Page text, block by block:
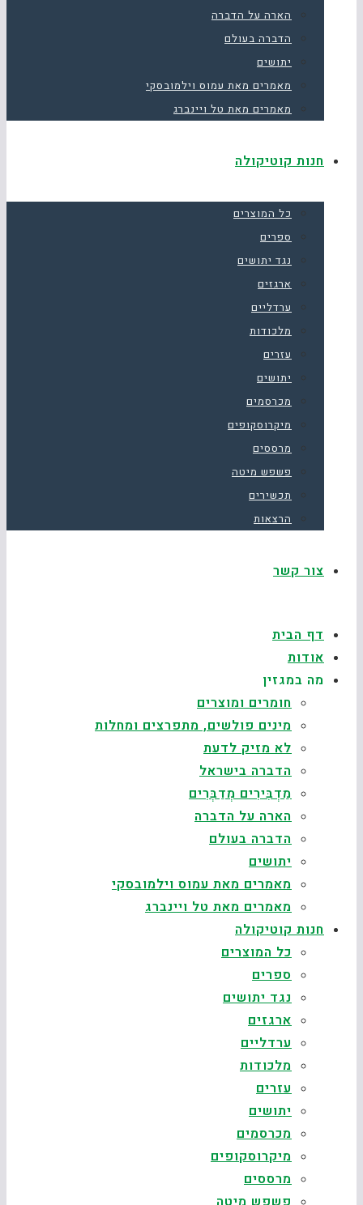
הארה על הדברה
הדברה בעולם
יתושים
מאמרים מאת עמוס וילמובסקי
מאמרים מאת טל ויינברג
חנות קוטיקולה
כל המוצרים
ספרים
נגד יתושים
ארגזים
ערדליים
מלכודות
עזרים
יתושים
מכרסמים
מיקרוסקופים
מרססים
פשפש מיטה
תכשירים
הרצאות
צור קשר
דף הבית
אודות
מה במגזין
חומרים ומוצרים
מינים פולשים, מתפרצים ומחלות
לא מזיק לדעת
הדברה בישראל
מַדְבִּירִים מְדַבְּרִים
הארה על הדברה
הדברה בעולם
יתושים
מאמרים מאת עמוס וילמובסקי
מאמרים מאת טל ויינברג
חנות קוטיקולה
כל המוצרים
ספרים
נגד יתושים
ארגזים
ערדליים
מלכודות
עזרים
יתושים
מכרסמים
מיקרוסקופים
מרססים